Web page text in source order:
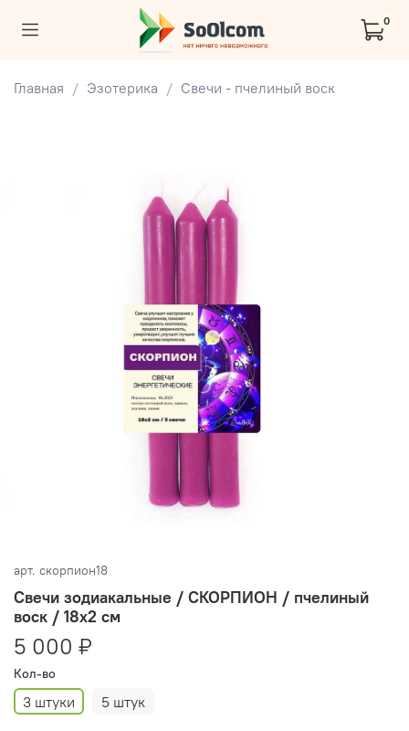
0
Главная Эзотерика Свечи - пчелиный воск
арт. скорпион18
Свечи зодиакальные / СКОРПИОН / пчелиный
воск / 18х2 см
5 000 ₽
Кол-во
3 штуки 5 штук